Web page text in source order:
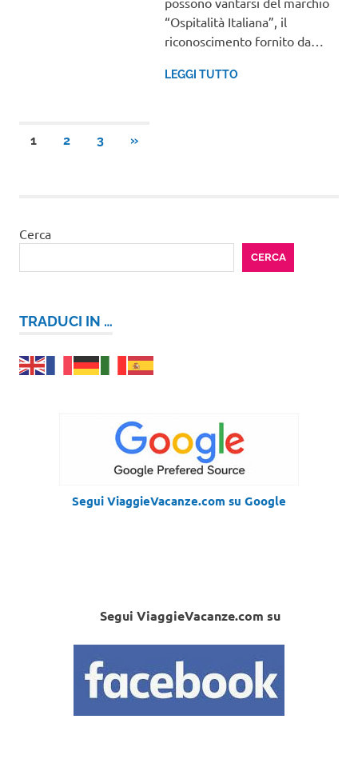
“Ospitalità Italiana”, il
riconoscimento fornito da…
LEGGI TUTTO
Paginazione
1 2 3
ARTICOLI
»
Cerca
CERCA
TRADUCI IN …
Segui ViaggieVacanze.com su Google
Segui ViaggieVacanze.com su